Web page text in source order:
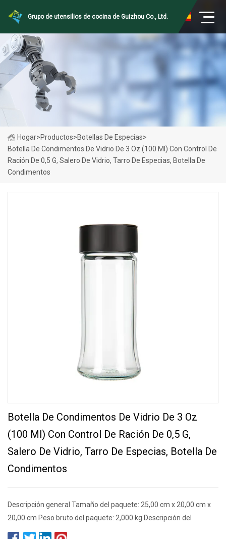
Grupo de utensilios de cocina de Guizhou Co., Ltd.
Hogar>Productos>Botellas De Especias>
Botella De Condimentos De Vidrio De 3 Oz (100 Ml) Con Control De
Ración De 0,5 G, Salero De Vidrio, Tarro De Especias, Botella De
Condimentos
Botella De Condimentos De Vidrio De 3 Oz
(100 Ml) Con Control De Ración De 0,5 G,
Salero De Vidrio, Tarro De Especias, Botella De
Condimentos
Descripción general Tamaño del paquete: 25,00 cm x 20,00 cm x
20,00 cm Peso bruto del paquete: 2,000 kg Descripción del